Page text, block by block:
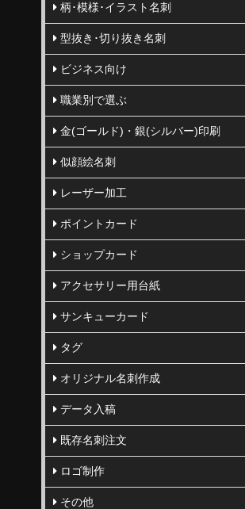
柄･模様･イラスト名刺
型抜き･切り抜き名刺
ビジネス向け
職業別で選ぶ
金(ゴールド)・銀(シルバー)印刷
似顔絵名刺
レーザー加工
ポイントカード
ショップカード
アクセサリー用台紙
サンキューカード
タグ
オリジナル名刺作成
データ入稿
既存名刺注文
ロゴ制作
その他